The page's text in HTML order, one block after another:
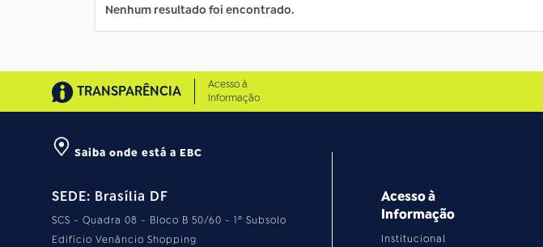
Nenhum resultado foi encontrado.
TRANSPARÊNCIA
Acesso à
Informação
Saiba onde está a EBC
SEDE: Brasília DF
SCS - Quadra 08 - Bloco B 50/60 - 1º Subsolo
Edifício Venâncio Shopping
Acesso à
Informação
Institucional